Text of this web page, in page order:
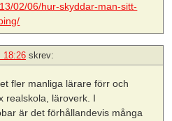
02/06/hur-skyddar-man-sitt-
18:26 skrev:
fler manliga lärare förr och
realskola, läroverk. I
är det förhållandevis många